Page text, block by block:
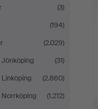
(3)
(194)
(2.029)
Jönköping
(31)
(2.860)
Norrköping
(1.212)